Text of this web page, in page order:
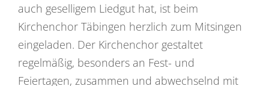
auch geselligem Liedgut hat, ist beim
Kirchenchor Täbingen herzlich zum Mitsingen
eingeladen. Der Kirchenchor gestaltet
regelmäßig, besonders an Fest- und
Feiertagen, zusammen und abwechselnd mit